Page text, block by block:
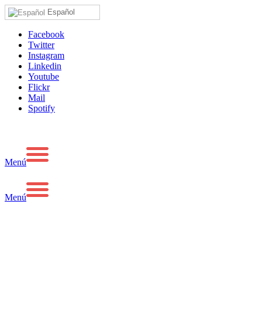
Español
Facebook
Twitter
Instagram
Linkedin
Youtube
Flickr
Mail
Spotify
Menú
Menú